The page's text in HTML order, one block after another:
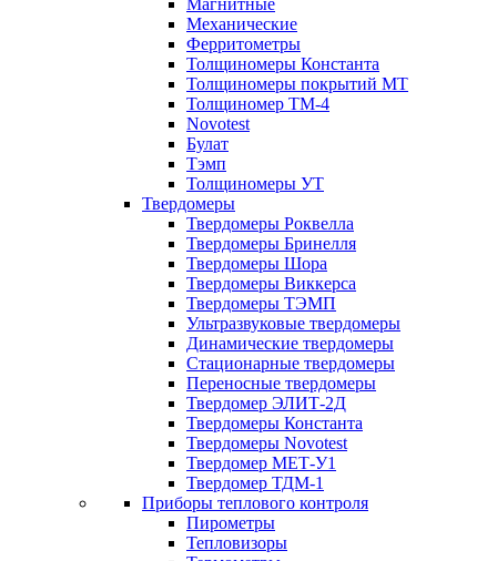
Магнитные
Механические
Ферритометры
Толщиномеры Константа
Толщиномеры покрытий МТ
Толщиномер ТМ-4
Novotest
Булат
Тэмп
Толщиномеры УТ
Твердомеры
Твердомеры Роквелла
Твердомеры Бринелля
Твердомеры Шора
Твердомеры Виккерса
Твердомеры ТЭМП
Ультразвуковые твердомеры
Динамические твердомеры
Стационарные твердомеры
Переносные твердомеры
Твердомер ЭЛИТ-2Д
Твердомеры Константа
Твердомеры Novotest
Твердомер МЕТ-У1
Твердомер ТДМ-1
Приборы теплового контроля
Пирометры
Тепловизоры